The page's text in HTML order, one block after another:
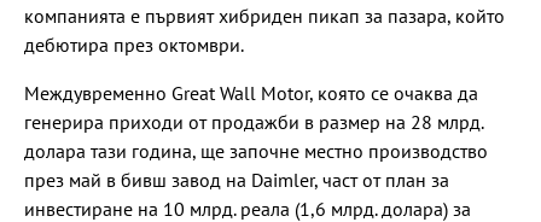
компанията е първият хибриден пикап за пазара, който
дебютира през октомври.
Междувременно Great Wall Motor, която се очаква да
генерира приходи от продажби в размер на 28 млрд.
долара тази година, ще започне местно производство
през май в бивш завод на Daimler, част от план за
инвестиране на 10 млрд. реала (1,6 млрд. долара) за